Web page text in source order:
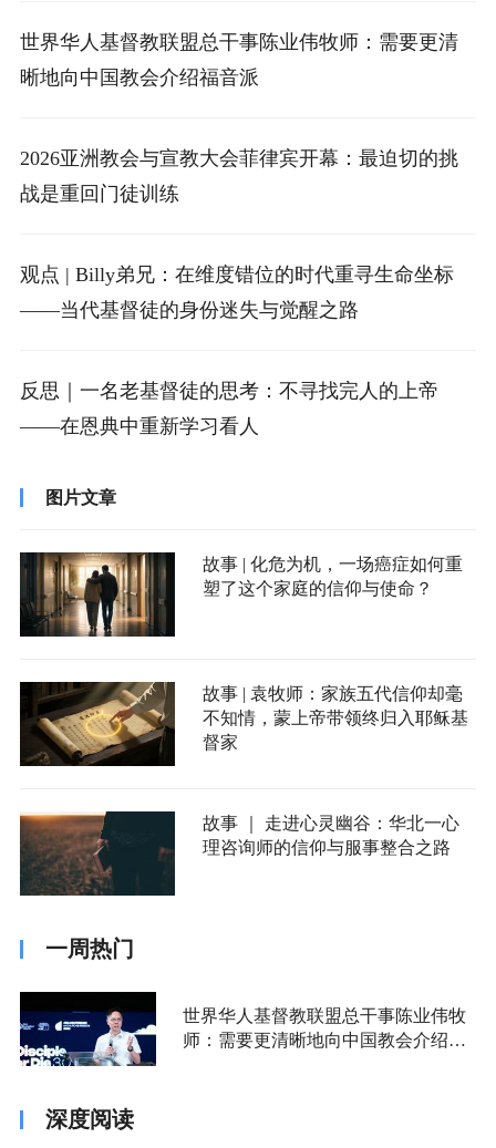
世界华人基督教联盟总干事陈业伟牧师：需要更清
晰地向中国教会介绍福音派
2026亚洲教会与宣教大会菲律宾开幕：最迫切的挑
战是重回门徒训练
观点 | Billy弟兄：在维度错位的时代重寻生命坐标
——当代基督徒的身份迷失与觉醒之路
反思｜一名老基督徒的思考：不寻找完人的上帝
——在恩典中重新学习看人
图片文章
故事 | 化危为机，一场癌症如何重
塑了这个家庭的信仰与使命？
故事 | 袁牧师：家族五代信仰却毫
不知情，蒙上帝带领终归入耶稣基
督家
故事 ｜ 走进心灵幽谷：华北一心
理咨询师的信仰与服事整合之路
一周热门
世界华人基督教联盟总干事陈业伟牧
师：需要更清晰地向中国教会介绍福
深度阅读